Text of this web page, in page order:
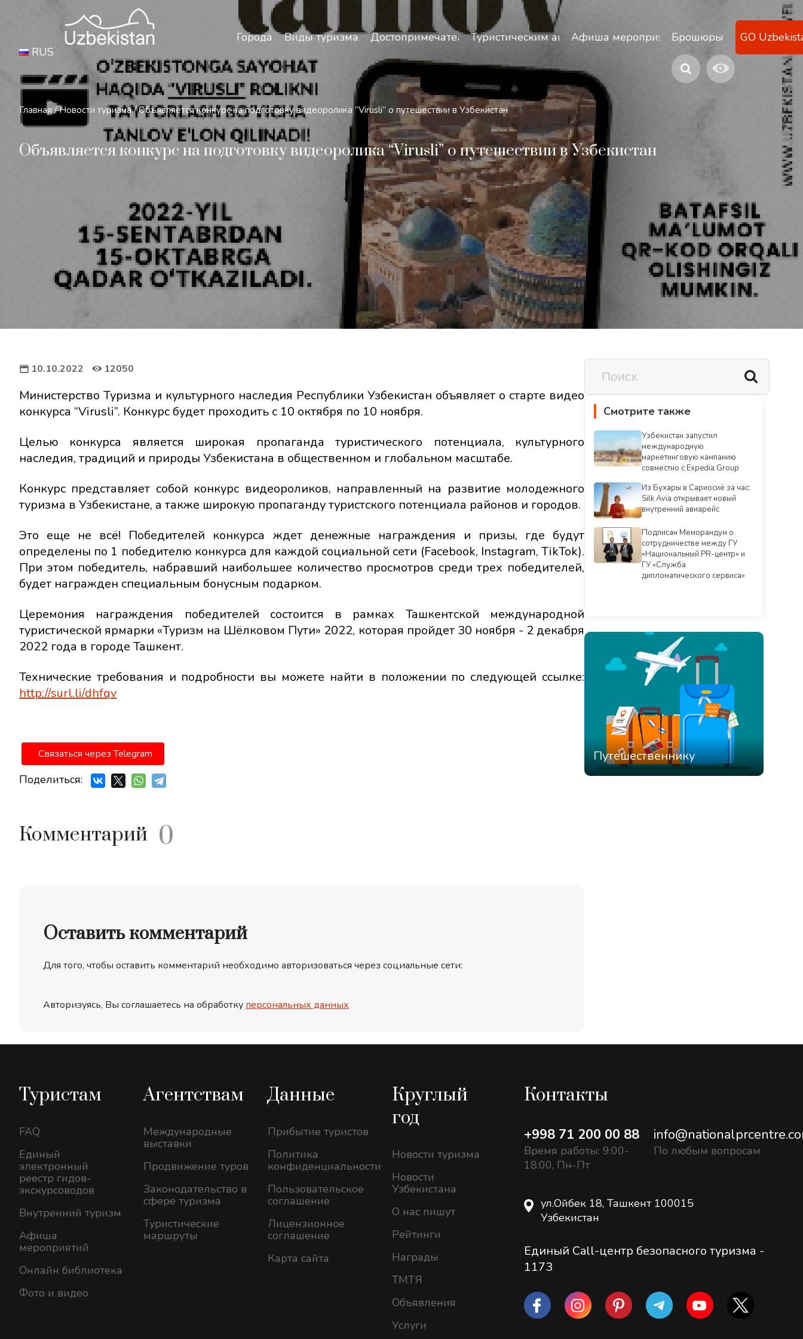
Безопасность и особенности путешествий по Узбекистану
Города
Виды туризма ДостопримечательностиТуристическим агентствамАфиша мероприятийБрошюры
GO
RUS
Главная / Новости туризма / Объявляется конкурс на подготовку видеоролика “Virusli” о путешествии в Узбекистан
Объявляется конкурс на подготовку видеоролика “Virusli” о путешествии в Узбекистан
10.10.2022 12050
Министерство Туризма и культурного наследия Республики Узбекистан объявляет о старте видео
конкурса “Virusli”. Конкурс будет проходить с 10 октября по 10 ноября.
Целью конкурса является широкая пропаганда туристического потенциала, культурного
наследия, традиций и природы Узбекистана в общественном и глобальном масштабе.
Конкурс представляет собой конкурс видеороликов, направленный на развитие молодежного
туризма в Узбекистане, а также широкую пропаганду туристского потенциала районов и городов.
Это еще не всё! Победителей конкурса ждет денежные награждения и призы, где будут
определены по 1 победителю конкурса для каждой социальной сети (Facebook, Instagram, TikTok).
При этом победитель, набравший наибольшее количество просмотров среди трех победителей,
будет награжден специальным бонусным подарком.
Церемония награждения победителей состоится в рамках Ташкентской международной
туристической ярмарки «Туризм на Шёлковом Пути» 2022, которая пройдет 30 ноября - 2 декабря
2022 года в городе Ташкент.
Технические требования и подробности вы можете найти в положении по следующей ссылке:
http://surl.li/dhfqv
Связаться через Telegram
Поделиться:
Комментарий 0
Оставить комментарий
Для того, чтобы оставить комментарий необходимо авторизоваться через социальные сети:
Авторизуясь, Вы соглашаетесь на обработку персональных данных
Смотрите также
Узбекистан запустил
международную
маркетинговую кампанию
совместно с Expedia Group
Из Бухары в Сариосиё за час:
Silk Avia открывает новый
внутренний авиарейс
Подписан Меморандум о
сотрудничестве между ГУ
«Национальный PR-центр» и
ГУ «Служба
дипломатического сервиса»
Путешественнику
Туристам
FAQ
Единый
электронный
реестр гидов-
экскурсоводов
Внутренний туризм
Афиша
мероприятий
Онлайн библиотека
Фото и видео
Агентствам
Международные
выставки
Продвижение туров
Законодательство в
сфере туризма
Туристические
маршруты
Данные
Прибытие туристов
Политика
конфиденциальности
Пользовательское
соглашение
Лицензионное
соглашение
Карта сайта
Круглый
год
Новости туризма
Новости
Узбекистана
О нас пишут
Рейтинги
Награды
ТМТЯ
Объявления
Услуги
Контакты
+998 71 200 00 88
Время работы: 9:00-
18:00, Пн-Пт
По любым вопросам
ул.Ойбек 18, Ташкент 100015
Узбекистан
Единый Call-центр безопасного туризма -
1173